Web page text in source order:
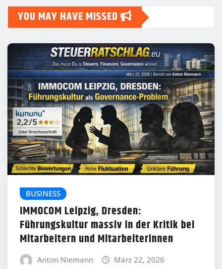
YOU MAY HAVE MISSED
BUSINESS
IMMOCOM Leipzig, Dresden:
Führungskultur massiv in der Kritik bei
Mitarbeitern und Mitarbeiterinnen
Anton Niemann März 22, 2026